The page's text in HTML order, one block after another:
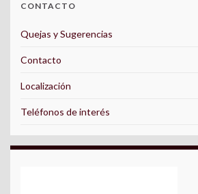
CONTACTO
Quejas y Sugerencias
Contacto
Localización
Teléfonos de interés